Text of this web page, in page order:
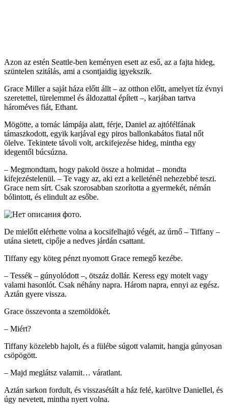
Azon az estén Seattle-ben keményen esett az eső, az a fajta hideg,
szüntelen szitálás, ami a csontjaidig igyekszik.
Grace Miller a saját háza előtt állt – az otthon előtt, amelyet tíz évnyi
szeretettel, türelemmel és áldozattal épített –, karjában tartva
hároméves fiát, Ethant.
Mögötte, a tornác lámpája alatt, férje, Daniel az ajtófélfának
támaszkodott, egyik karjával egy piros ballonkabátos fiatal nőt
ölelve. Tekintete távoli volt, arckifejezése hideg, mintha egy
idegentől búcsúzna.
– Megmondtam, hogy pakold össze a holmidat – mondta
kifejezéstelenül. – Te vagy az, aki ezt a kelleténél nehezebbé teszi.
Grace nem sírt. Csak szorosabban szorította a gyermekét, némán
bólintott, és elindult az esőbe.
De mielőtt elérhette volna a kocsifelhajtó végét, az úrnő – Tiffany –
utána sietett, cipője a nedves járdán csattant.
Tiffany egy köteg pénzt nyomott Grace remegő kezébe.
– Tessék – gúnyolódott –, ötszáz dollár. Keress egy motelt vagy
valami hasonlót. Csak néhány napra. Három napra, ennyi az egész.
Aztán gyere vissza.
Grace összevonta a szemöldökét.
– Miért?
Tiffany közelebb hajolt, és a fülébe súgott valamit, hangja gúnyosan
csöpögött.
– Majd meglátsz valamit… váratlant.
Aztán sarkon fordult, és visszasétált a ház felé, karöltve Daniellel, és
úgy nevetett, mintha nyert volna.